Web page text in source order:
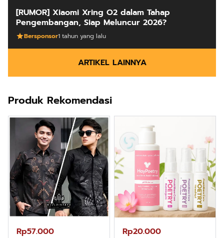
[RUMOR] Xiaomi Xring O2 dalam Tahap
Pengembangan, Siap Meluncur 2026?
Bersponsor1 tahun yang lalu
ARTIKEL LAINNYA
Produk Rekomendasi
Rp57.000 Rp20.000